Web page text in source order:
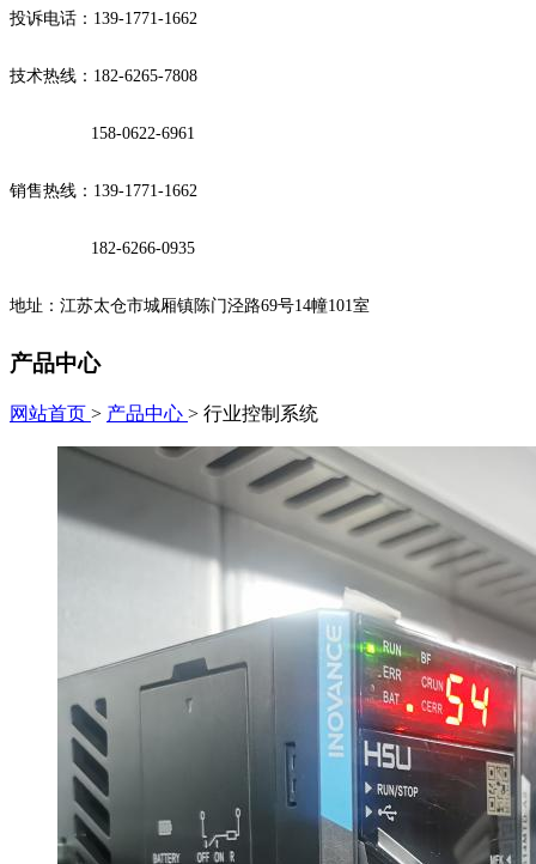
投诉电话：139-1771-1662
技术热线：182-6265-7808
158-0622-6961
销售热线：139-1771-1662
182-6266-0935
地址：江苏太仓市城厢镇陈门泾路69号14幢101室
产品中心
网站首页 > 产品中心 > 行业控制系统